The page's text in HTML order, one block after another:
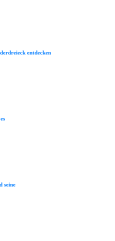
entdecken
seine